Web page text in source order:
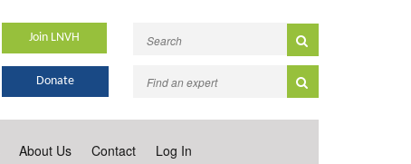
Join LNVH
Donate
About Us Contact Log In